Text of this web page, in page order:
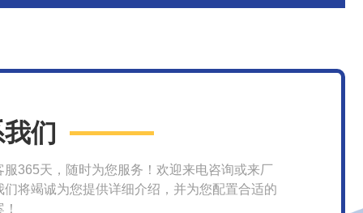
们
服365天，随时为您服务！欢迎来电咨询或来厂
们将竭诚为您提供详细介绍，并为您配置合适的